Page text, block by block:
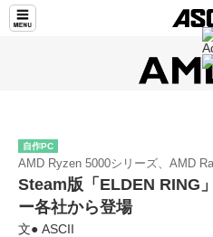
自作PC
AMD Ryzen 5000シリーズ、AMD
Steam版「ELDEN RING
ー各社から登場
文● ASCII